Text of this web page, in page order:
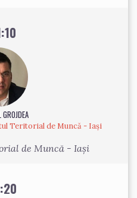
Teritorial de Muncă - Iași
de Muncă - Iași